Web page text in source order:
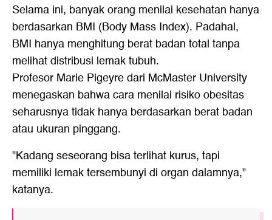
Selama ini, banyak orang menilai kesehatan hanya
berdasarkan BMI (Body Mass Index). Padahal,
BMI hanya menghitung berat badan total tanpa
melihat distribusi lemak tubuh.
Profesor Marie Pigeyre dari McMaster University
menegaskan bahwa cara menilai risiko obesitas
seharusnya tidak hanya berdasarkan berat badan
atau ukuran pinggang.
"Kadang seseorang bisa terlihat kurus, tapi
memiliki lemak tersembunyi di organ dalamnya,"
katanya.